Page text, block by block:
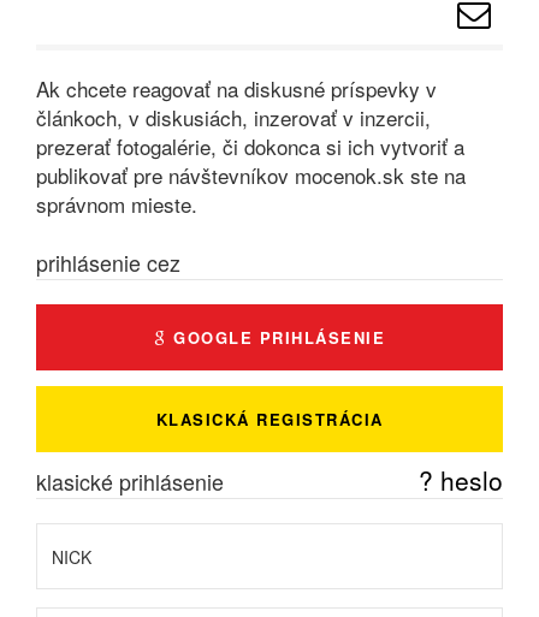
Ak chcete reagovať na diskusné príspevky v
článkoch, v diskusiách, inzerovať v inzercii,
prezerať fotogalérie, či dokonca si ich vytvoriť a
publikovať pre návštevníkov mocenok.sk ste na
správnom mieste.
prihlásenie cez
GOOGLE PRIHLÁSENIE
KLASICKÁ REGISTRÁCIA
klasické prihlásenie ? heslo